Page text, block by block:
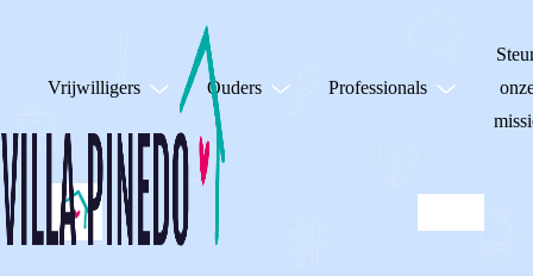
Vrijwilligers Ouders Professionals